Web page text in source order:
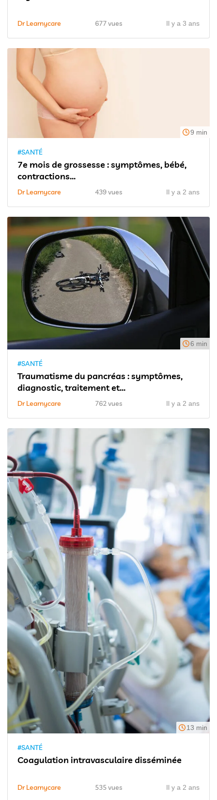
Dr Learnycare 677 vues Il y a 3 ans
9 min
#SANTÉ
7e mois de grossesse : symptômes, bébé,
contractions...
Dr Learnycare 439 vues Il y a 2 ans
6 min
#SANTÉ
Traumatisme du pancréas : symptômes,
diagnostic, traitement et...
Dr Learnycare 762 vues Il y a 2 ans
13 min
#SANTÉ
Coagulation intravasculaire disséminée
Dr Learnycare 535 vues Il y a 2 ans